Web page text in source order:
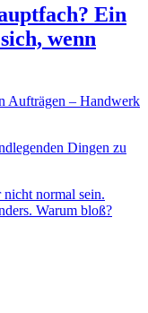
Ein
wenn
Aufträgen – Handwerk
Dingen zu
normal sein.
Warum bloß?